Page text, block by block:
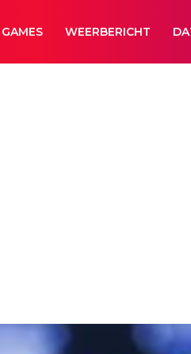
GAMES WEERBERICHT